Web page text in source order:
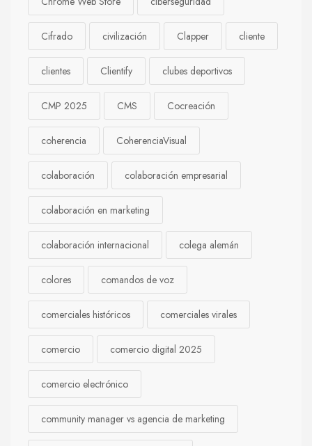
Cifrado civilización Clapper cliente
clientes Clientify clubes deportivos
CMP 2025 CMS Cocreación
coherencia CoherenciaVisual
colaboración colaboración empresarial
colaboración en marketing
colaboración internacional colega alemán
colores comandos de voz
comerciales históricos comerciales virales
comercio comercio digital 2025
comercio electrónico
community manager vs agencia de marketing